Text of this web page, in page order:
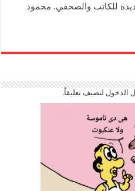
للكاتب والصحفي. محمود
الدخوللتضيف تعليقاً.